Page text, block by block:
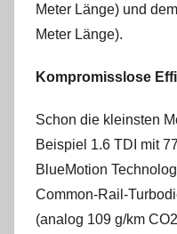
Meter Länge) und
Meter Länge).
Kompromisslose
Schon die kleinsten
Beispiel 1.6 TDI mit
BlueMotion
Common-Rail-
(analog 109 g/km